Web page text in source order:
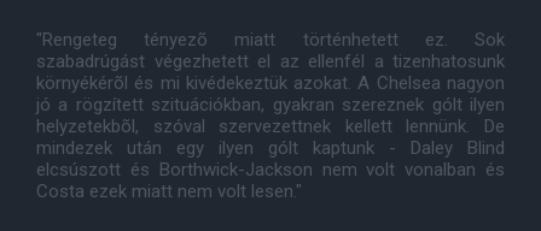
"Rengeteg tényezõ miatt történhetett ez. Sok
szabadrúgást végezhetett el az ellenfél a tizenhatosunk
környékérõl és mi kivédekeztük azokat. A Chelsea nagyon
jó a rögzített szituációkban, gyakran szereznek gólt ilyen
helyzetekbõl, szóval szervezettnek kellett lennünk. De
mindezek után egy ilyen gólt kaptunk - Daley Blind
elcsúszott és Borthwick-Jackson nem volt vonalban és
Costa ezek miatt nem volt lesen."